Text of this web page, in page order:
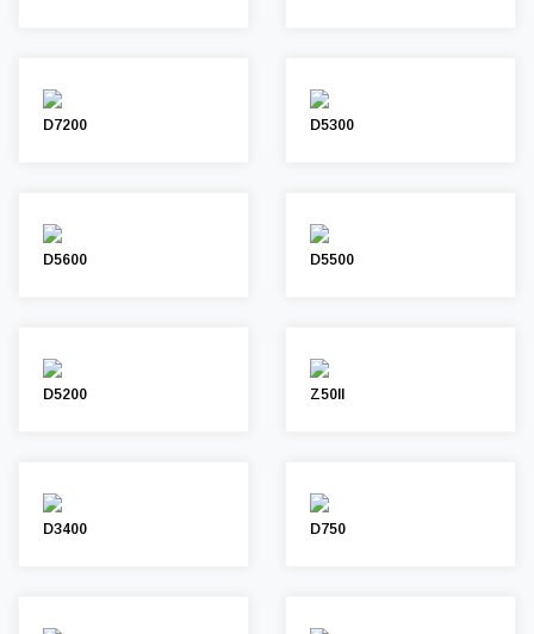
D7200 D5300
D5600 D5500
D5200 Z50II
D3400 D750